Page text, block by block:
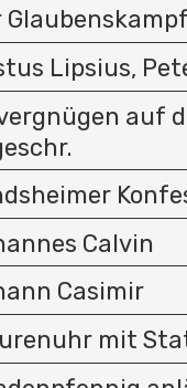
Lipsius,
auf
Calvin
Casimir
mit